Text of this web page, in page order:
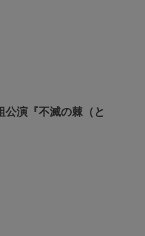
公演『不滅の棘（と